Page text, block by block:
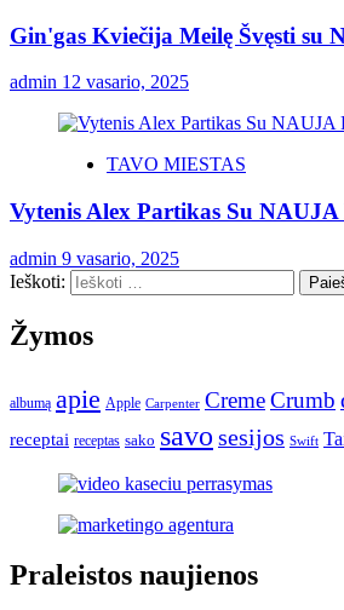
Gin'gas Kviečija Meilę Švęsti su
admin 12 vasario, 2025
TAVO MIESTAS
Vytenis Alex Partikas Su
admin 9 vasario, 2025
Ieškoti:
Žymos
albumą apie Apple Carpenter CremeCrumb
receptai receptas sako savo sesijos Swift
Praleistos naujienos